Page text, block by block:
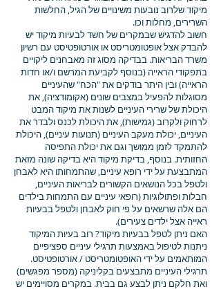
מיקוד שלרוב נובעות משינויים של הגיל, החלשות
השרירים, מחלות וכו.
חשוב להדגיש שבמקרים של חשד לבעיות מיקוד יש
להבדק אצל אופטומטריסט או אורטופטיסט עם רשיון
משרד הבריאות. בבדיקה מסוג זה מאבחנים ליקויים
בתפקודי הראייה (בנוסף לקביעת המרשם ו/או חדות
הראייה) ובין היתר בודקים את "הכח" שהעיניים
מסוגלות להפעיל במצבים שונים (אקומודציה), את
היכולת של שרירי העיניים לשנות את מיקוד המבט
לרחוק ולקרוב (גמישות), את היכולת לכנס ולבדר את
העיניים, יכולת מעקב העיניים (תנועות עיניים), היכולת
להתמקד לזמן ממושך וגם את יכולת התפיסה
החזותית. בנוסף, בדיקת מיקוד היא בדיקה שונה מזאת
המתבצעת על ידי רופא עיניים, שהתמחותו היא לאבחן
ולטפל בכל הנושאים הקשורים לבריאות העיניים,
חבלות ופתולוגיות (רופאי עיניים עם התמחות בילדים
הם אלה שרשאים על פי חוק לאבחן ולטפל בבעיות
ראייה אצל ילדים צעירים).
האם ניתן לטפל בבעיות מיקוד? רוב בעיות המיקוד
ניתנות לטיפול באמצעות תרגילי עיניים ספציפיים
המותאמים על ידי האופטומטריסט / אורטופטיסט.
תרגילי העיניים מתבצעים בקליניקה (מספר מפגשים)
ואת חלקם ניתן לבצע גם בבית. במקרים מסויימים יש